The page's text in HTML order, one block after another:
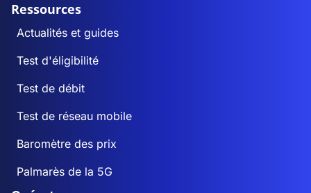
Ressources
Actualités et guides
Test d'éligibilité
Test de débit
Test de réseau mobile
Baromètre des prix
Palmarès de la 5G